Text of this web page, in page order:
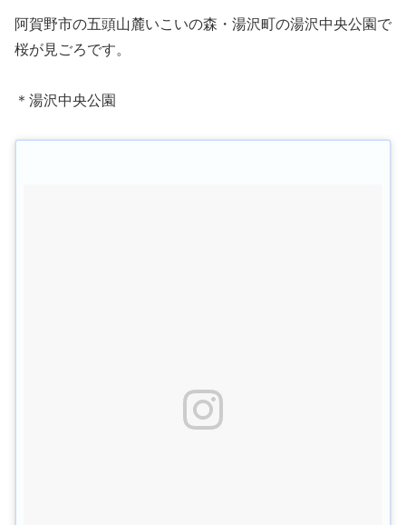
阿賀野市の五頭山麓いこいの森・湯沢町の湯沢中央公園で
桜が見ごろです。
＊湯沢中央公園